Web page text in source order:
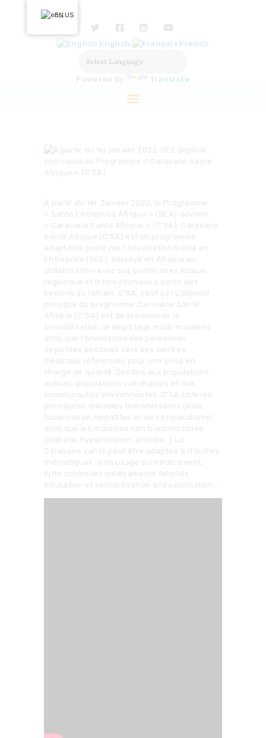
English French
Powered by Translate
HOME
ABOUT US
OUR ACTIONS
À partir du 1er Janvier 2022, le Programme
« Santé Entreprise Afrique » (SEA) devient
« Caravane Santé Afrique » (C’SA). Caravane
Santé Afrique (C’SA) est un programme
adaptable porté par l’Association Santé en
Entreprise (SEE), déployé en Afrique en
collaboration avec ses partenaires locaux,
régionaux et internationaux à partir des
besoins du terrain. C’SA, c’est ça ! L’objectif
principal du programme Caravane Santé
Afrique (C’SA) est de promouvoir la
sensibilisation, le dépistage multi-maladies
ainsi que l’orientation des personnes
dépistées positives vers des centres
médicaux référencés pour une prise en
charge de qualité. Destiné aux populations
actives, populations vulnérables et aux
communautés environnantes, C’SA cible les
principales maladies transmissibles (sida,
tuberculose, hépatites virales et paludisme)
ainsi que les maladies non transmissibles
(diabète, hypertension, anémie…) La
Caravane santé peut être adaptée à d’autres
thématiques : bon usage du médicament,
lutte contre les médicaments falsifiés,
éducation et sensibilisation à la vaccination…
EN